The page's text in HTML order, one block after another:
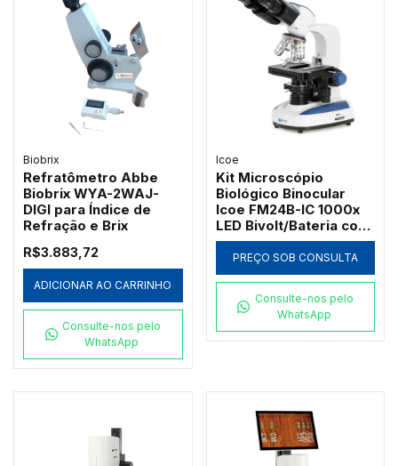
Biobrix
Refratômetro Abbe
Biobrix WYA-2WAJ-
DIGI para Índice de
Refração e Brix
R$3.883,72
ADICIONAR AO CARRINHO
Consulte-nos pelo
WhatsApp
Icoe
Kit Microscópio
Biológico Binocular
Icoe FM24B-IC 1000x
LED Bivolt/Bateria com
Ótica Acromática
PREÇO SOB CONSULTA
Consulte-nos pelo
WhatsApp